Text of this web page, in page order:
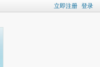
立即注册 登录